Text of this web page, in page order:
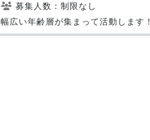
募集人数：制限なし
幅広い年齢層が集まって活動します！